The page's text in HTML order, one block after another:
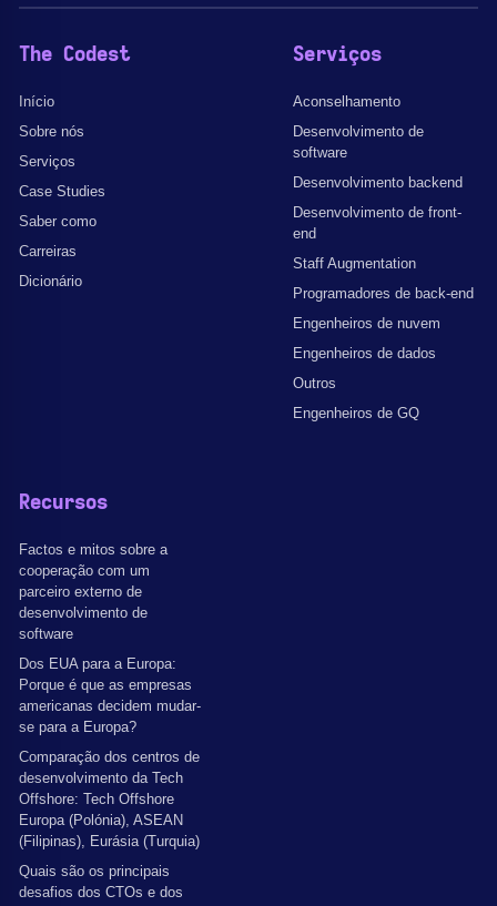
The Codest
Início
Sobre nós
Serviços
Case Studies
Saber como
Carreiras
Dicionário
Serviços
Aconselhamento
Desenvolvimento de
software
Desenvolvimento backend
Desenvolvimento de front-
end
Staff Augmentation
Programadores de back-end
Engenheiros de nuvem
Engenheiros de dados
Outros
Engenheiros de GQ
Recursos
Factos e mitos sobre a
cooperação com um
parceiro externo de
desenvolvimento de
software
Dos EUA para a Europa:
Porque é que as empresas
americanas decidem mudar-
se para a Europa?
Comparação dos centros de
desenvolvimento da Tech
Offshore: Tech Offshore
Europa (Polónia), ASEAN
(Filipinas), Eurásia (Turquia)
Quais são os principais
desafios dos CTOs e dos